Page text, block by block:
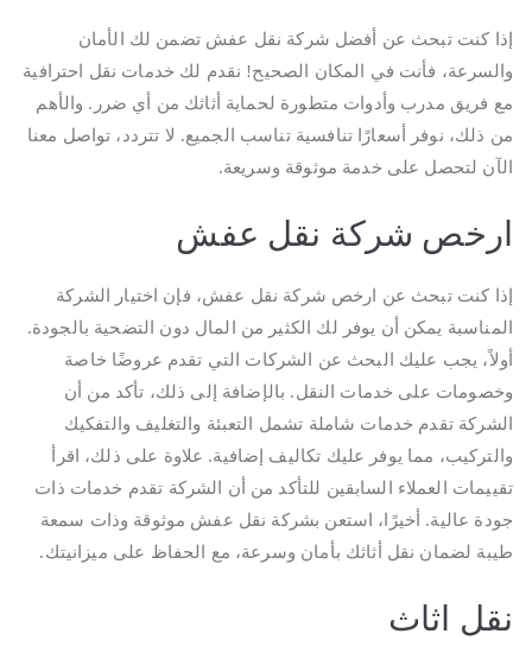
إذا كنت تبحث عن أفضل شركة نقل عفش تضمن لك الأمان
والسرعة، فأنت في المكان الصحيح! نقدم لك خدمات نقل احترافية
مع فريق مدرب وأدوات متطورة لحماية أثاثك من أي ضرر. والأهم
من ذلك، نوفر أسعارًا تنافسية تناسب الجميع. لا تتردد، تواصل معنا
الآن لتحصل على خدمة موثوقة وسريعة.
ارخص شركة نقل عفش
إذا كنت تبحث عن ارخص شركة نقل عفش، فإن اختيار الشركة
المناسبة يمكن أن يوفر لك الكثير من المال دون التضحية بالجودة.
أولاً، يجب عليك البحث عن الشركات التي تقدم عروضًا خاصة
وخصومات على خدمات النقل. بالإضافة إلى ذلك، تأكد من أن
الشركة تقدم خدمات شاملة تشمل التعبئة والتغليف والتفكيك
والتركيب، مما يوفر عليك تكاليف إضافية. علاوة على ذلك، اقرأ
تقييمات العملاء السابقين للتأكد من أن الشركة تقدم خدمات ذات
جودة عالية. أخيرًا، استعن بشركة نقل عفش موثوقة وذات سمعة
طيبة لضمان نقل أثاثك بأمان وسرعة، مع الحفاظ على ميزانيتك.
نقل اثاث